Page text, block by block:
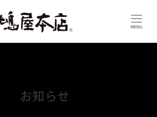
MENU
お知らせ